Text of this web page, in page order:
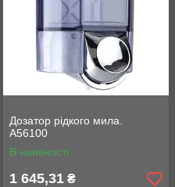
Дозатор рідкого мила.
A56100
В наявності
1 645,31 ₴